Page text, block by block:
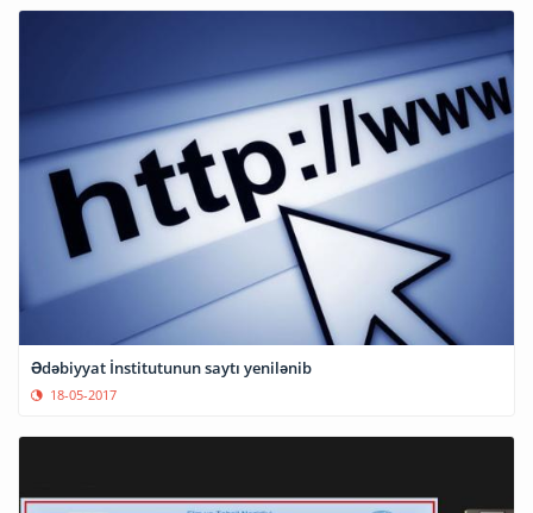
Ədəbiyyat İnstitutunun saytı yenilənib
18-05-2017